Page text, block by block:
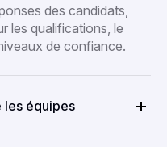
des candidats,
les qualifications, le
de confiance.
les équipes